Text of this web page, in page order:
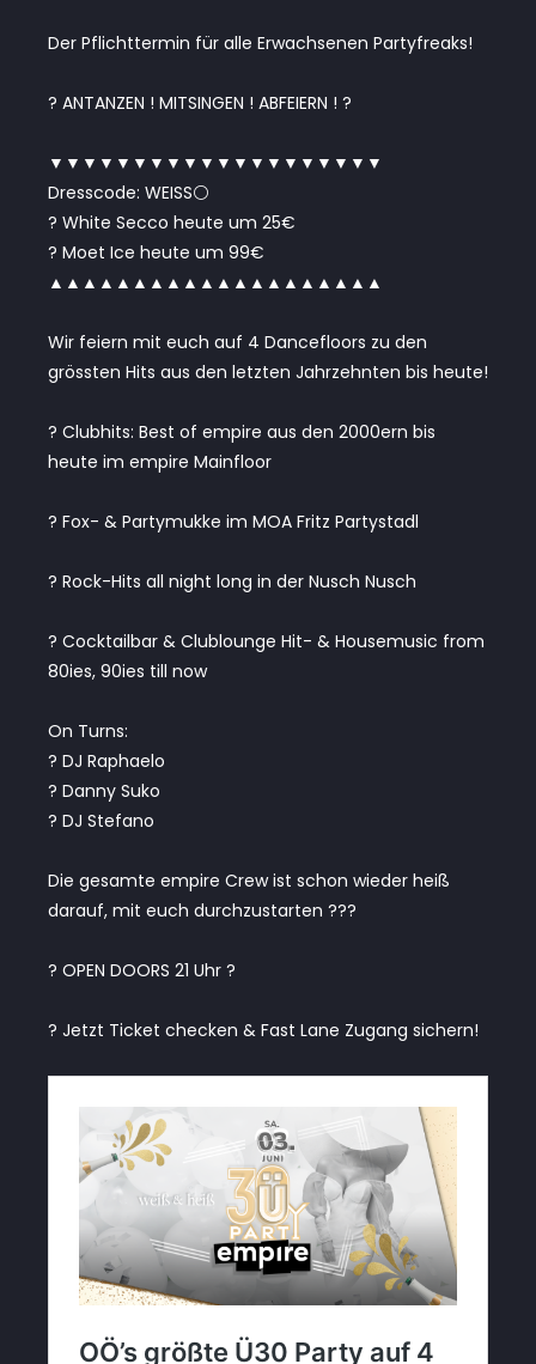
Der Pflichttermin für alle Erwachsenen Partyfreaks!
? ANTANZEN ! MITSINGEN ! ABFEIERN ! ?
▼▼▼▼▼▼▼▼▼▼▼▼▼▼▼▼▼▼▼▼
Dresscode: WEISS⚪️
? White Secco heute um 25€
? Moet Ice heute um 99€
▲▲▲▲▲▲▲▲▲▲▲▲▲▲▲▲▲▲▲▲
Wir feiern mit euch auf 4 Dancefloors zu den
grössten Hits aus den letzten Jahrzehnten bis heute!
? Clubhits: Best of empire aus den 2000ern bis
heute im empire Mainfloor
? Fox- & Partymukke im MOA Fritz Partystadl
? Rock-Hits all night long in der Nusch Nusch
? Cocktailbar & Clublounge Hit- & Housemusic from
80ies, 90ies till now
On Turns:
? DJ Raphaelo
? Danny Suko
? DJ Stefano
Die gesamte empire Crew ist schon wieder heiß
darauf, mit euch durchzustarten ???
? OPEN DOORS 21 Uhr ?
? Jetzt Ticket checken & Fast Lane Zugang sichern!